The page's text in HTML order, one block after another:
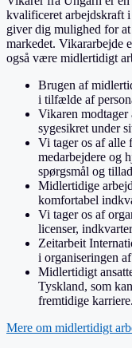
kvalificeret arbejdskraft
giver dig mulighed for
markedet. Vikararbejde
også være midlertidigt
Brugen af
i tilfælde af
Vikaren modtager
sygesikret under
Vi tager os af alle
medarbejdere og
spørgsmål og
Midlertidige
komfortabel
Vi tager os af
licenser,
Zeitarbeit
i organiseringen
Midlertidigt
Tyskland, som
fremtidige karriere.
Mere om midlertidigt